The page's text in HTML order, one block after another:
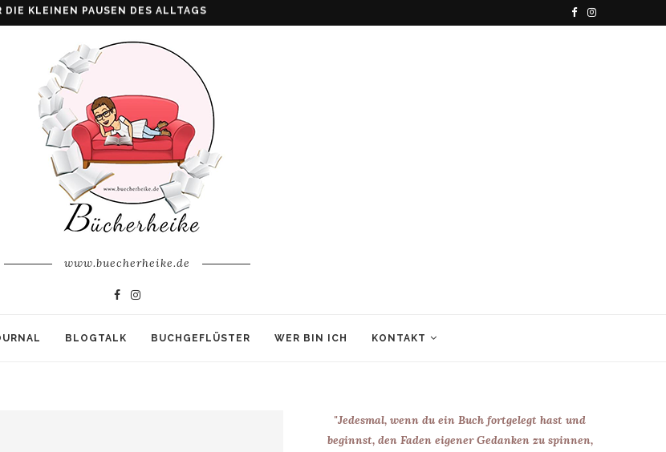
AUS VERLUST FAMILIE ENTSTEHT
www.buecherheike.de
BLOGTALK BUCHGEFLÜSTER WER BIN ICH KONTAKT
"Jedesmal, wenn du ein Buch fortgelegt hast und
beginnst, den Faden eigener Gedanken zu spinnen,